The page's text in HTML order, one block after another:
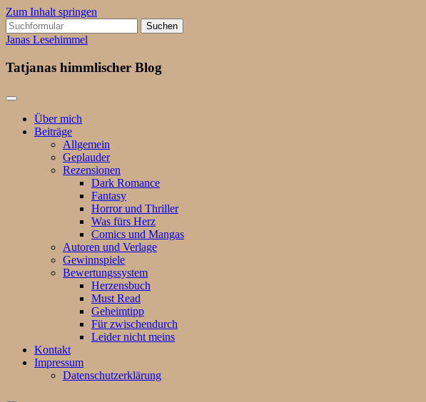
Zum Inhalt springen
Suchen
nach:
Janas Lesehimmel
Tatjanas himmlischer Blog
Über mich
Beiträge
Allgemein
Geplauder
Rezensionen
Dark Romance
Fantasy
Horror und Thriller
Was fürs Herz
Comics und Mangas
Autoren und Verlage
Gewinnspiele
Bewertungssystem
Herzensbuch
Must Read
Geheimtipp
Für zwischendurch
Leider nicht meins
Kontakt
Impressum
Datenschutzerklärung